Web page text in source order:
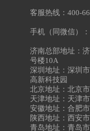
客服热线：400-
手机（同微信）
济南总部地址：
号楼10A
深圳地址：深圳
高新科技园
北京地址：北京
天津地址：天津
安徽地址：合肥
陕西地址：西安
青岛地址：青岛